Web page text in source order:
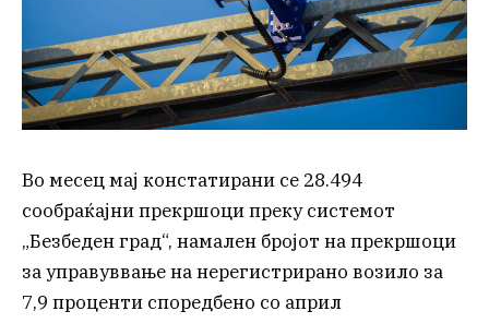
Во месец мај констатирани се 28.494
сообраќајни прекршоци преку системот
„Безбеден град“, намален бројот на прекршоци
за управуввање на нерегистрирано возило за
7,9 проценти споредбено со април